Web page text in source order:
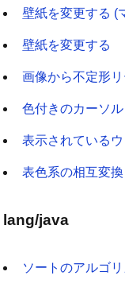
壁紙を変更する (
壁紙を変更する
画像から不定形
色付きのカーソ
表示されている
表色系の相互変換
lang/java
ソートのアルゴリ